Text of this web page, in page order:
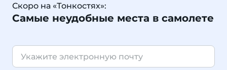
Скоро на «Тонкостях»:
Самые неудобные места в самолете